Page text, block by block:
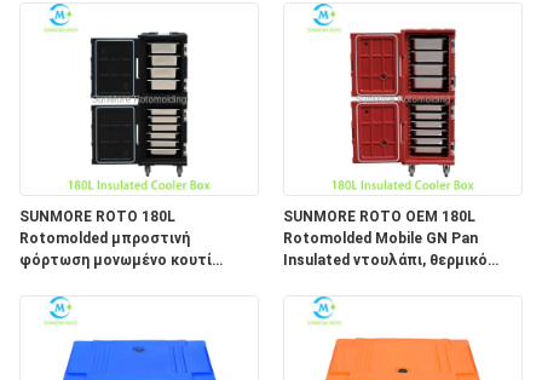
με Μάνταλο για Μεταφορές
Υλικών & Έτοιμων Γευμάτων
ανοξείδωτο χάλυβα, Διανομή
Γευμάτων Catering
SUNMORE ROTO 180L
Rotomolded μπροστινή
φόρτωση μονωμένο κουτί
ντουλάπι τροφοδοσίας με
υποδοχές GN Pan για παράδοση
φαγητού στην κεντρική κουζίνα
SUNMORE ROTO OEM 180L
Rotomolded Mobile GN Pan
Insulated ντουλάπι, θερμικό
μπροστινής πρόσβασης με
τροχίσκους για εμπορική
εστίαση και παράδοση φαγητού
εκτός του χώρου